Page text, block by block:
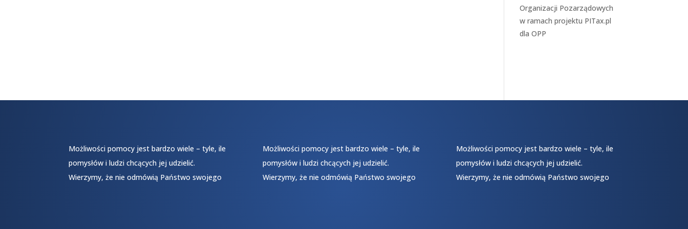
Organizacji Pozarządowych
w ramach projektu PITax.pl
dla OPP
Możliwości pomocy jest bardzo wiele – tyle, ile
pomysłów i ludzi chcących jej udzielić.
Wierzymy, że nie odmówią Państwo swojego
Możliwości pomocy jest bardzo wiele – tyle, ile
pomysłów i ludzi chcących jej udzielić.
Wierzymy, że nie odmówią Państwo swojego
Możliwości pomocy jest bardzo wiele – tyle, ile
pomysłów i ludzi chcących jej udzielić.
Wierzymy, że nie odmówią Państwo swojego